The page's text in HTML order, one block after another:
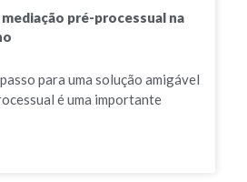
pré-processual na
para uma solução amigável
é uma importante